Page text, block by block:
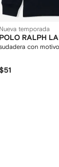
Nueva temporada
POLO RALPH
con